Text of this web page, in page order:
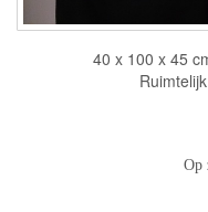
40 x 100 x 45
Op